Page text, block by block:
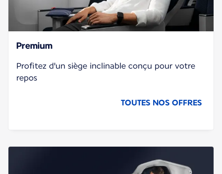
Premium
Profitez d'un siège inclinable conçu pour votre
repos
TOUTES NOS OFFRES